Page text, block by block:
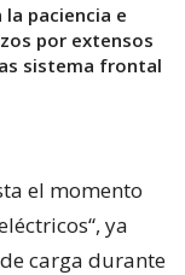
la paciencia e
por extensos
sistema frontal
el momento
ya
carga durante